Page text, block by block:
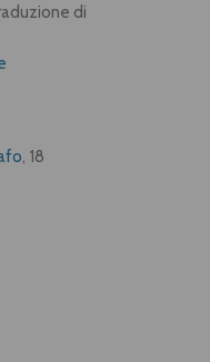
di
, 18